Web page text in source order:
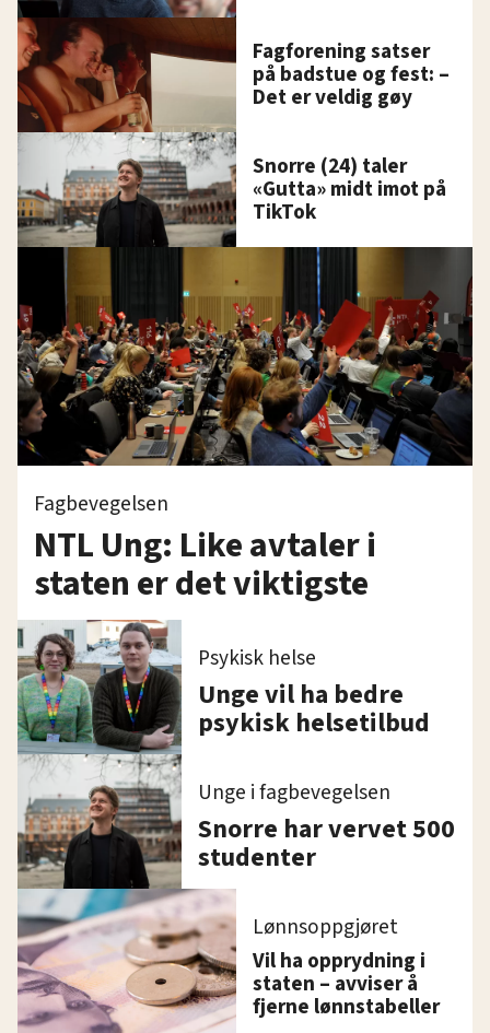
Fagforening satser
på badstue og fest: –
Det er veldig gøy
Snorre (24) taler
«Gutta» midt imot på
TikTok
Fagbevegelsen
NTL Ung: Like avtaler i
staten er det viktigste
Psykisk helse
Unge vil ha bedre
psykisk helsetilbud
Unge i fagbevegelsen
Snorre har vervet 500
studenter
Lønnsoppgjøret
Vil ha opprydning i
staten – avviser å
fjerne lønnstabeller